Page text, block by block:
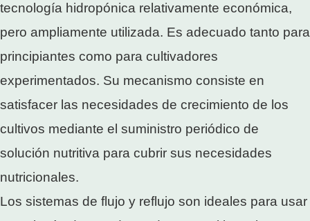
tecnología hidropónica relativamente económica,
pero ampliamente utilizada. Es adecuado tanto para
principiantes como para cultivadores
experimentados. Su mecanismo consiste en
satisfacer las necesidades de crecimiento de los
cultivos mediante el suministro periódico de
solución nutritiva para cubrir sus necesidades
nutricionales.
Los sistemas de flujo y reflujo son ideales para usar